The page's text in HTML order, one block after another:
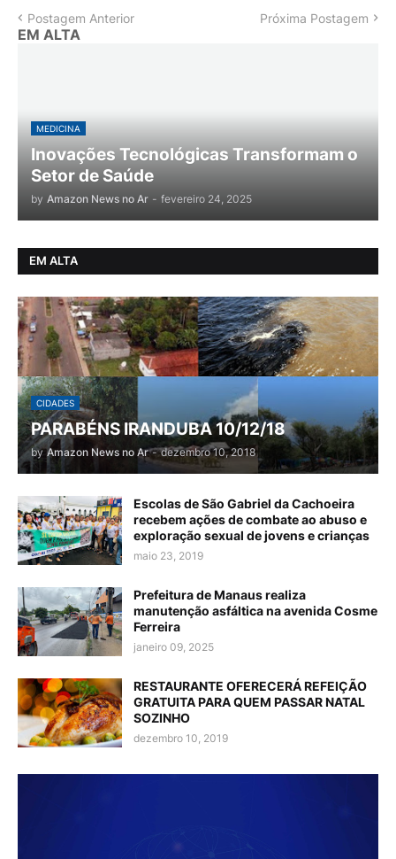
Postagem Anterior Próxima Postagem
EM ALTA
MEDICINA
Inovações Tecnológicas Transformam o
Setor de Saúde
by Amazon News no Ar - fevereiro 24, 2025
EM ALTA
CIDADES
PARABÉNS IRANDUBA 10/12/18
by Amazon News no Ar - dezembro 10, 2018
Escolas de São Gabriel da Cachoeira
recebem ações de combate ao abuso e
exploração sexual de jovens e crianças
maio 23, 2019
Prefeitura de Manaus realiza
manutenção asfáltica na avenida Cosme
Ferreira
janeiro 09, 2025
RESTAURANTE OFERECERÁ REFEIÇÃO
GRATUITA PARA QUEM PASSAR NATAL
SOZINHO
dezembro 10, 2019